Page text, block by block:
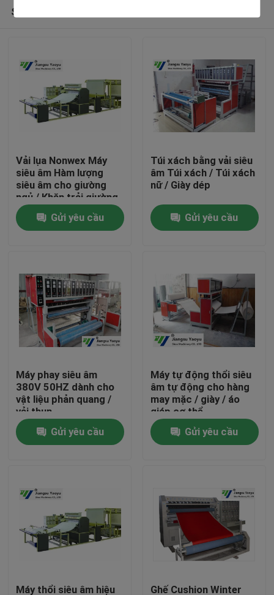
Các sản phẩm
Về chúng tôi
Kiểm soát chất lượng
Liên hệ chúng tôi
Máy cắt thủy lực
Máy ép thủy lực báo chí
Máy cắt cánh tay thủy lực
Sản phẩm khuyến cáo
Vải lụa Nonwex Máy
siêu âm Hàm lượng
siêu âm cho giường
ngủ / Khăn trải giường
Gửi yêu cầu
Túi xách bằng vải siêu
âm Túi xách / Túi xách
nữ / Giày dép
Gửi yêu cầu
Máy phay siêu âm
380V 50HZ dành cho
vật liệu phản quang /
vải thun
Gửi yêu cầu
Máy tự động thổi siêu
âm tự động cho hàng
may mặc / giày / áo
giáp cơ thể
Gửi yêu cầu
Máy thổi siêu âm hiệu Ghế Cushion Winter